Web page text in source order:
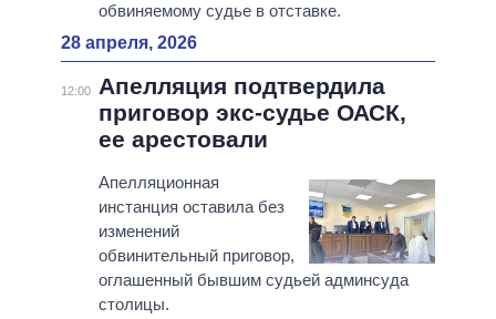
обвиняемому судье в отставке.
28 апреля, 2026
12:00
Апелляция подтвердила
приговор экс-судье ОАСК,
ее арестовали
Апелляционная
инстанция оставила без
изменений
обвинительный приговор,
оглашенный бывшим судьей админсуда
столицы.